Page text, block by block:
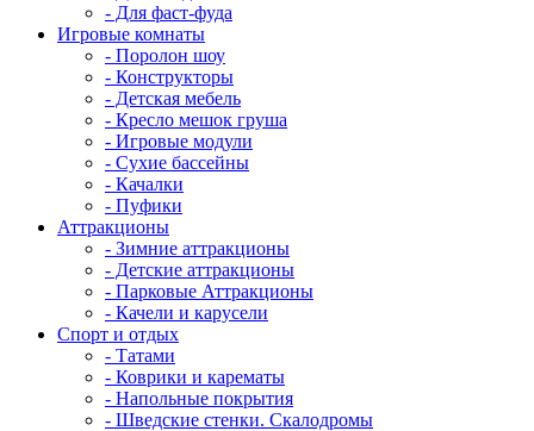
- Для фаст-фуда
Игровые комнаты
- Поролон шоу
- Конструкторы
- Детская мебель
- Кресло мешок груша
- Игровые модули
- Сухие бассейны
- Качалки
- Пуфики
Аттракционы
- Зимние аттракционы
- Детские аттракционы
- Парковые Аттракционы
- Качели и карусели
Спорт и отдых
- Татами
- Коврики и карематы
- Напольные покрытия
- Шведские стенки. Скалодромы